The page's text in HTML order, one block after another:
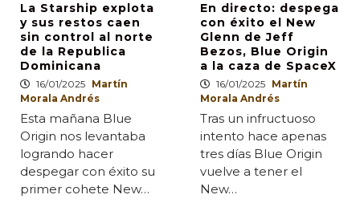
La Starship explota
y sus restos caen
sin control al norte
de la Republica
Dominicana
16/01/2025 Martín
Morala Andrés
Esta mañana Blue
Origin nos levantaba
logrando hacer
despegar con éxito su
primer cohete New…
En directo: despega
con éxito el New
Glenn de Jeff
Bezos, Blue Origin
a la caza de SpaceX
16/01/2025 Martín
Morala Andrés
Tras un infructuoso
intento hace apenas
tres días Blue Origin
vuelve a tener el
New…